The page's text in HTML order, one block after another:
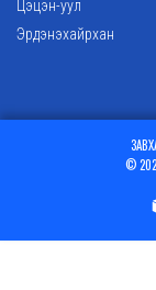
Цэцэн-уул
Эрдэнэхайрхан
©